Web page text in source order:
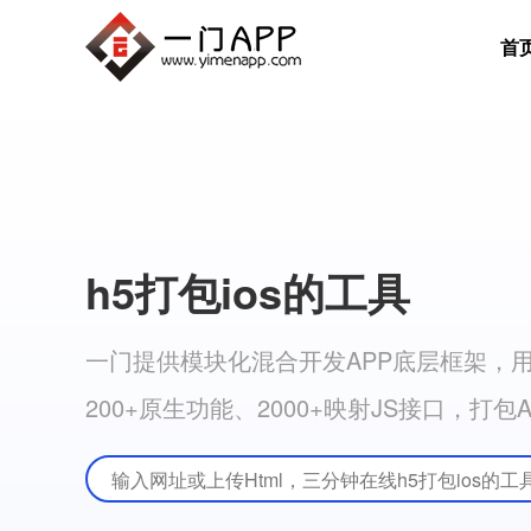
首
h5打包ios的工具
一门提供模块化混合开发APP底层框架，
200+原生功能、2000+映射JS接口，打包